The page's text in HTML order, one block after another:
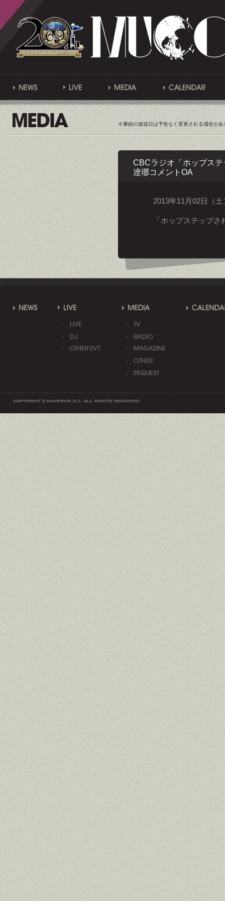
※番組の放送日は予告なく変更される場合が
CBCラジオ「ホップス
逹瑯コメントOA
2013年11月02日（
「ホップステップ